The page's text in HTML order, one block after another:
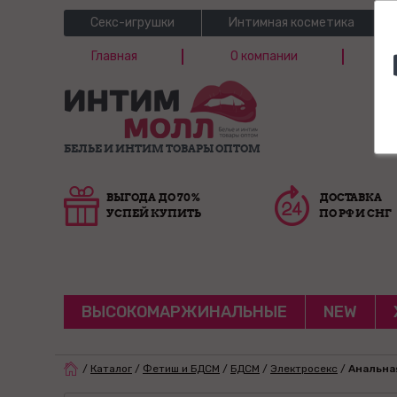
Секс-игрушки Интимная косметика
Главная О компании
БЕЛЬЕ И ИНТИМ ТОВАРЫ ОПТОМ
ВЫГОДА ДО 70%
УСПЕЙ КУПИТЬ
ДОСТАВКА
ПО РФ И СНГ
ВЫСОКОМАРЖИНАЛЬНЫЕ NEW
/ Каталог / Фетиш и БДСМ / БДСМ / Электросекс /